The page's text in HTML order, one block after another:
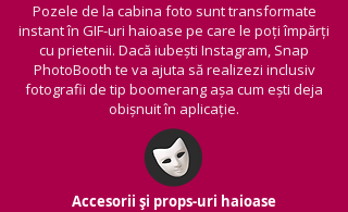
Pozele de la cabina foto sunt transformate
instant în GIF-uri haioase pe care le poți împărți
cu prietenii. Dacă iubești Instagram, Snap
PhotoBooth te va ajuta să realizezi inclusiv
fotografii de tip boomerang așa cum ești deja
obișnuit în aplicație.
Accesorii și props-uri haioase